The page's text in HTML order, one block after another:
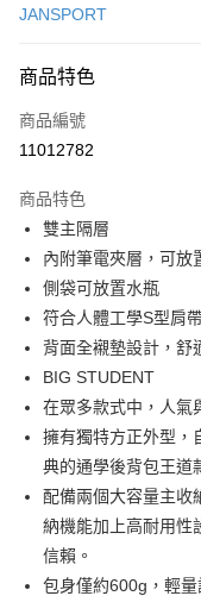
3 期 0 利率 每期
合作金庫商業銀行
上海商業儲蓄銀行
臺灣中小企業銀行
匯豐（台灣）商業銀行
聯邦商業銀行
元大商業銀行
玉山商業銀行
台灣樂天信用卡公司
超商取貨付款
LINE Pay
街口支付
ATM付款
運送方式
全家取貨付款
每筆NT$60，滿
每筆NT$60，滿
7-11取貨付款
每筆NT$60，滿
付款後7-11取貨
JANSPORT
商品特色
商品編號
11012782
商品特色
雙主隔層
內附筆電夾層，可放
側袋可放置水瓶
符合人體工學S型肩
背面全襯墊設計，舒
BIG STUDENT
在眾多款式中，人氣
擁有獨特方正外型，
典的通學後背包王道
配備兩個大容量主收
納機能加上高耐用性
信賴。
包身僅約600g，輕